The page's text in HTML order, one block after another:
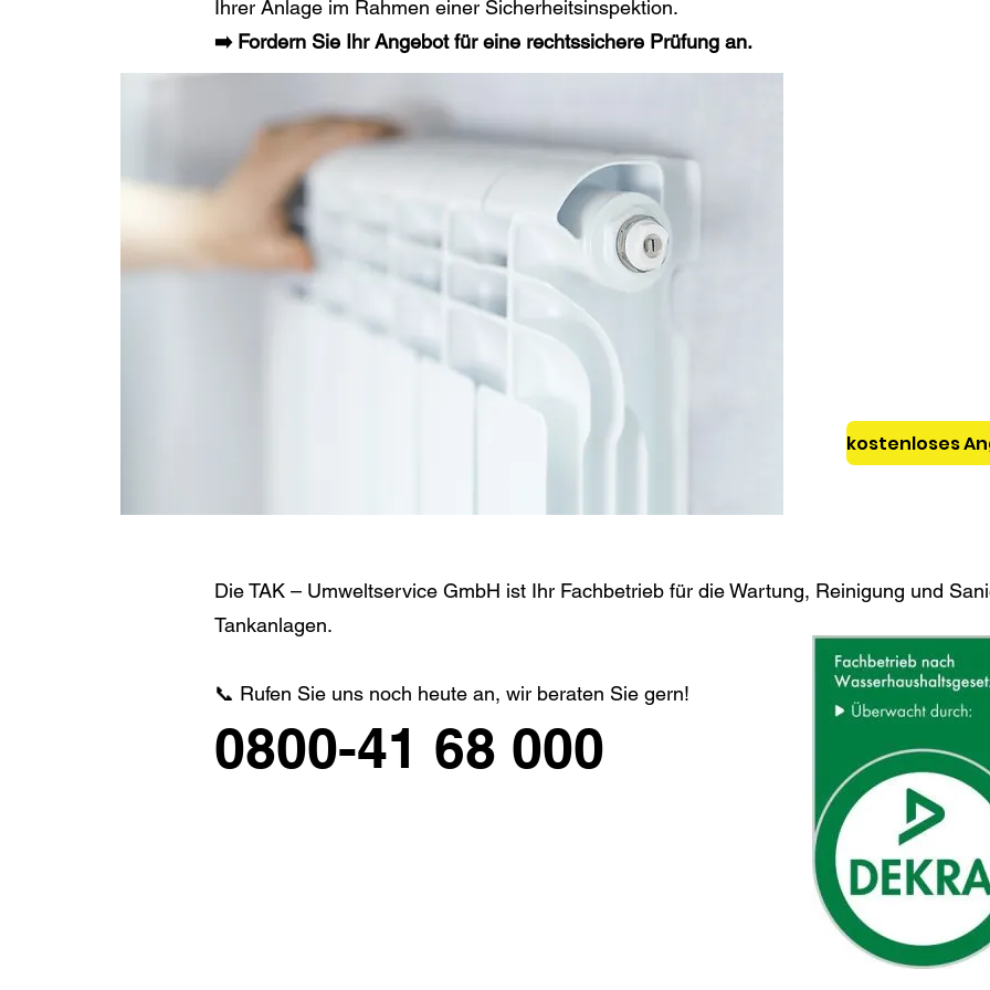
Ihrer Anlage im Rahmen einer Sicherheitsinspektion.
➡️ Fordern Sie Ihr Angebot für eine rechtssichere Prüfung an.
Die TAK – Umweltservice GmbH ist Ihr Fachbetrieb für die Wartung, Reinigung und
Tankanlagen.
📞 Rufen Sie uns noch heute an, wir beraten Sie gern!
0800-41 68 000